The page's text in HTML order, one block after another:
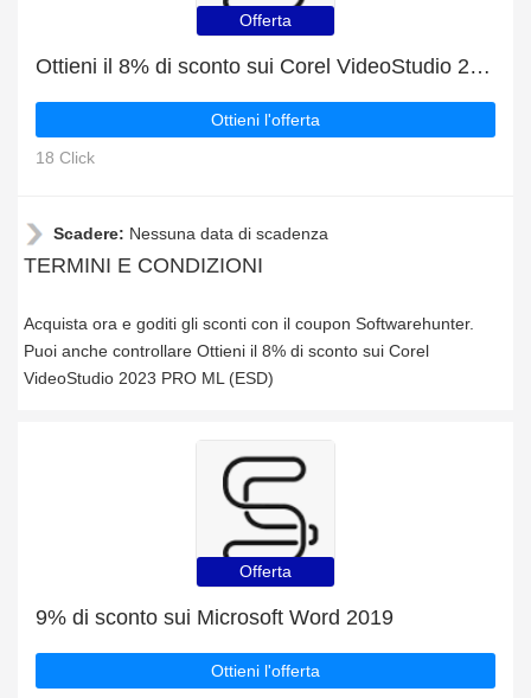
Offerta
Ottieni il 8% di sconto sui Corel VideoStudio 2023 PRO ML (ESD)
Ottieni l'offerta
18 Click
Scadere: Nessuna data di scadenza
TERMINI E CONDIZIONI
Acquista ora e goditi gli sconti con il coupon Softwarehunter.
Puoi anche controllare Ottieni il 8% di sconto sui Corel
VideoStudio 2023 PRO ML (ESD)
Offerta
9% di sconto sui Microsoft Word 2019
Ottieni l'offerta